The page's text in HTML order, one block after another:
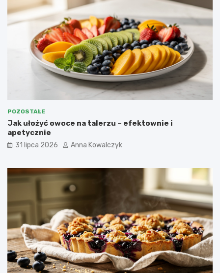
POZOSTAŁE
Jak ułożyć owoce na talerzu – efektownie i
apetycznie
31 lipca 2026 Anna Kowalczyk